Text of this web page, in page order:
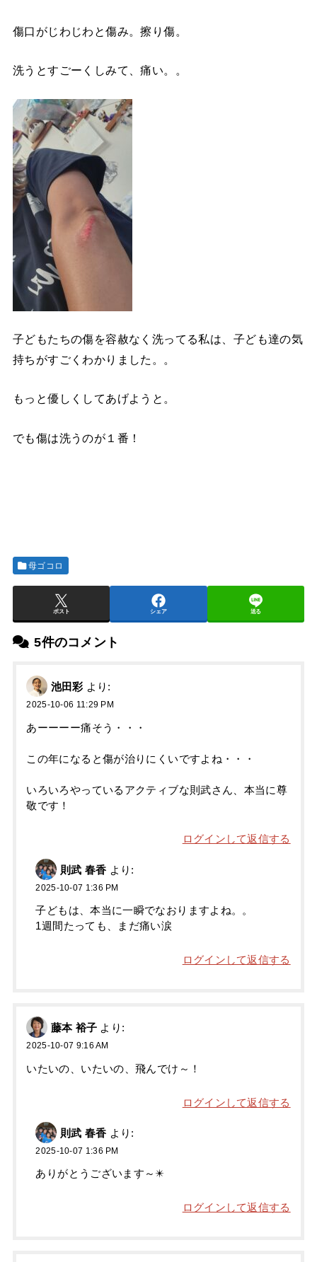
傷口がじわじわと傷み。擦り傷。
洗うとすごーくしみて、痛い。。
子どもたちの傷を容赦なく洗ってる私は、子ども達の気
持ちがすごくわかりました。。
もっと優しくしてあげようと。
でも傷は洗うのが１番！
母ゴコロ
ポスト シェア 送る
5件のコメント
池田彩 より:
2025-10-06 11:29 PM
あーーーー痛そう・・・
この年になると傷が治りにくいですよね・・・
いろいろやっているアクティブな則武さん、本当に尊
敬です！
ログインして返信する
則武 春香 より:
2025-10-07 1:36 PM
子どもは、本当に一瞬でなおりますよね。。
1週間たっても、まだ痛い涙
ログインして返信する
藤本 裕子 より:
2025-10-07 9:16 AM
いたいの、いたいの、飛んでけ～！
ログインして返信する
則武 春香 より:
2025-10-07 1:36 PM
ありがとうございます～✴️
ログインして返信する